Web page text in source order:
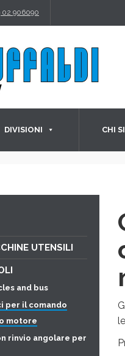
02 906090
DIVISIONI CHI
UTENSILI
and bus
per il comando
motore
rinvio angolare per